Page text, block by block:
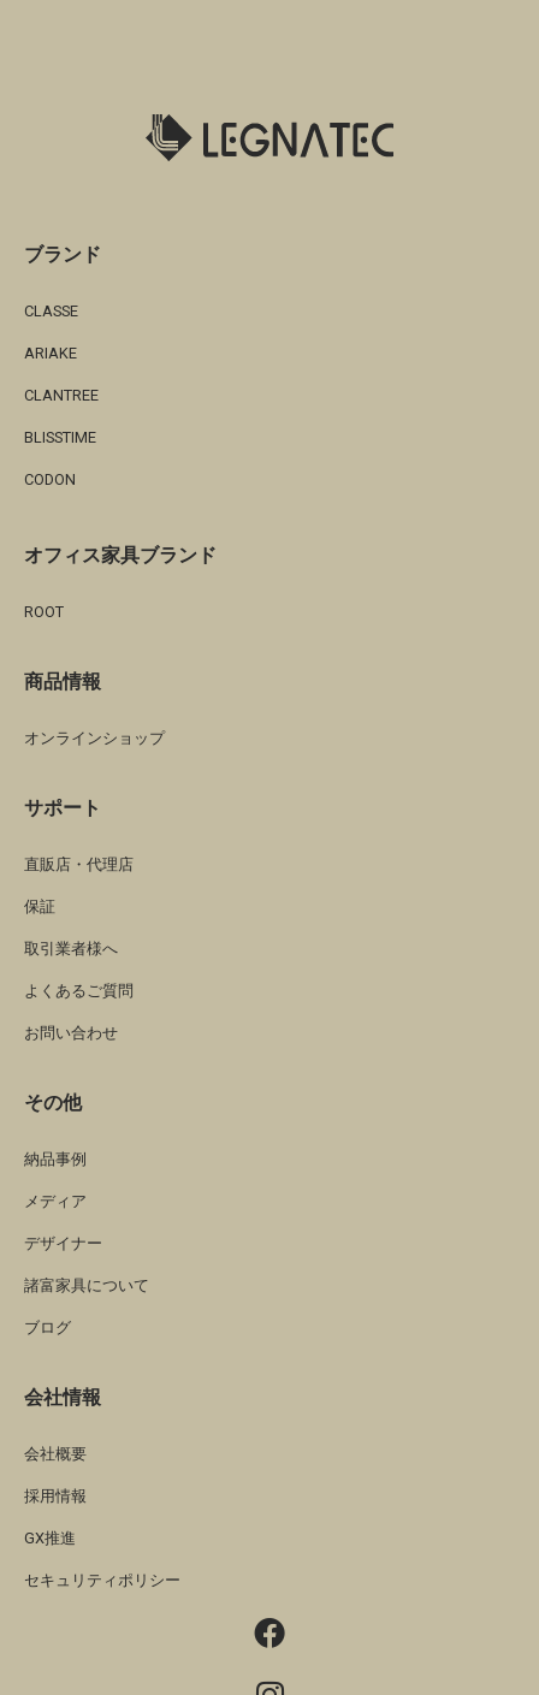
ブランド
CLASSE
ARIAKE
CLANTREE
BLISSTIME
CODON
オフィス家具ブランド
ROOT
商品情報
オンラインショップ
サポート
直販店・代理店
保証
取引業者様へ
よくあるご質問
お問い合わせ
その他
納品事例
メディア
デザイナー
諸富家具について
ブログ
会社情報
会社概要
採用情報
GX推進
セキュリティポリシー